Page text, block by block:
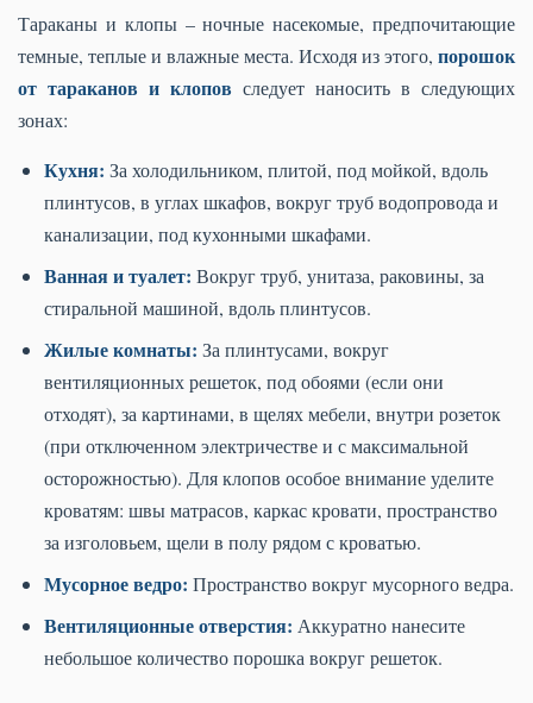
Тараканы и клопы – ночные насекомые, предпочитающие
темные, теплые и влажные места. Исходя из этого, порошок
от тараканов и клопов следует наносить в следующих
зонах:
Кухня: За холодильником, плитой, под мойкой, вдоль
плинтусов, в углах шкафов, вокруг труб водопровода и
канализации, под кухонными шкафами.
Ванная и туалет: Вокруг труб, унитаза, раковины, за
стиральной машиной, вдоль плинтусов.
Жилые комнаты: За плинтусами, вокруг
вентиляционных решеток, под обоями (если они
отходят), за картинами, в щелях мебели, внутри розеток
(при отключенном электричестве и с максимальной
осторожностью). Для клопов особое внимание уделите
кроватям: швы матрасов, каркас кровати, пространство
за изголовьем, щели в полу рядом с кроватью.
Мусорное ведро: Пространство вокруг мусорного ведра.
Вентиляционные отверстия: Аккуратно нанесите
небольшое количество порошка вокруг решеток.